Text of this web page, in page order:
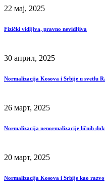
22 мај, 2025
Fizički vidljiva, pravno nevidljiva
30 април, 2025
Normalizacija Kosova i Srbije u svetlu
26 март, 2025
Normalizacija nenormalizacije ličnih
20 март, 2025
Normalizacija Kosova i Srbije kao